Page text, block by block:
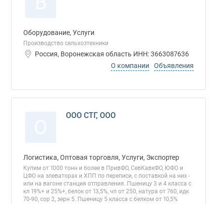
Оборудование, Услуги
Производство сельхозтехники
Россия, Воронежская область ИНН: 3663087636
О компании
Объявления
ООО СТГ, ООО
Логистика, Оптовая торговля, Услуги, Экспортер
Купим от 1000 тонн и более в ПривФО, СевКавкФО, ЮФО и
ЦФО на элеваторах и ХПП по переписи, с поставкой на них -
или на вагоне станция отправления. Пшеницу 3 и 4 класса с
кл 19%+ и 25%+, белок от 13,5%, чп от 250, натура от 760, идк
70-90, сор 2, зерн 5. Пшеницу 5 класса с белком от 10,5%